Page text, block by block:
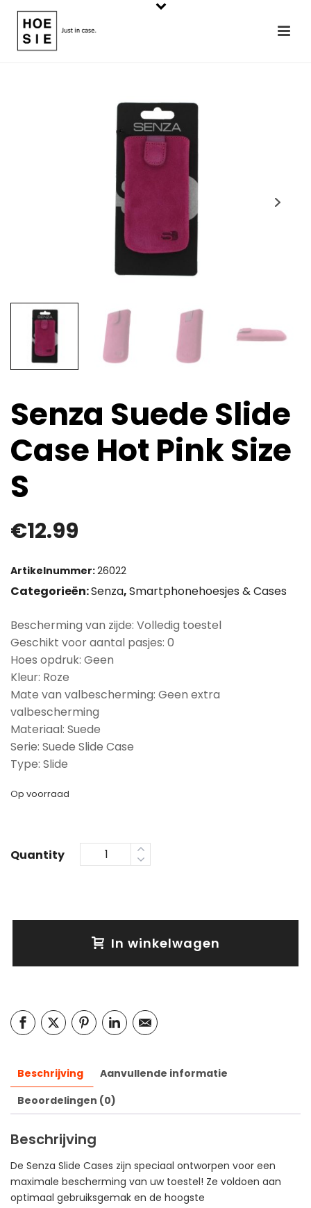
Senza Suede Slide
Case Hot Pink Size
S
€12.99
Artikelnummer:26022
Categorieën:Senza,Smartphonehoesjes & Cases
Bescherming van zijde: Volledig toestel
Geschikt voor aantal pasjes: 0
Hoes opdruk: Geen
Kleur: Roze
Mate van valbescherming: Geen extra
valbescherming
Materiaal: Suede
Serie: Suede Slide Case
Type: Slide
Op voorraad
Quantity
In winkelwagen
Beschrijving
Aanvullende informatie
Beoordelingen (0)
Beschrijving
De Senza Slide Cases zijn speciaal ontworpen voor een
maximale bescherming van uw toestel! Ze voldoen aan
optimaal gebruiksgemak en de hoogste